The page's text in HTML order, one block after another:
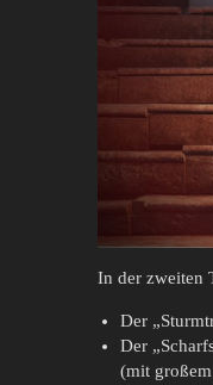
In der zweiten
Der
Der
(mit